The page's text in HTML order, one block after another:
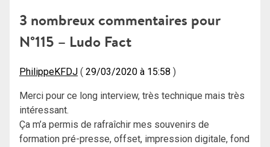
l’article
3 nombreux commentaires pour
N°115 – Ludo Fact
PhilippeKFDJ 29/03/2020 à 15:58
Merci pour ce long interview, très technique mais très
intéressant.
Ça m’a permis de rafraîchir mes souvenirs de
formation pré-presse, offset, impression digitale, fond